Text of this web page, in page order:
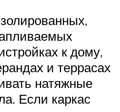
к дому,
и террасах
натяжные
Если каркас